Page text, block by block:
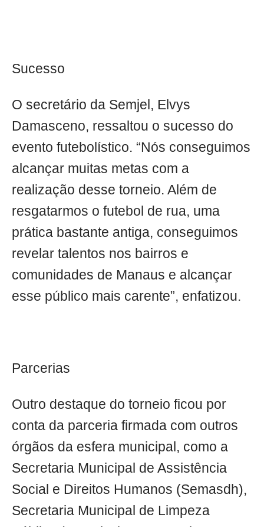
Sucesso
O secretário da Semjel, Elvys
Damasceno, ressaltou o sucesso do
evento futebolístico. “Nós conseguimos
alcançar muitas metas com a
realização desse torneio. Além de
resgatarmos o futebol de rua, uma
prática bastante antiga, conseguimos
revelar talentos nos bairros e
comunidades de Manaus e alcançar
esse público mais carente”, enfatizou.
Parcerias
Outro destaque do torneio ficou por
conta da parceria firmada com outros
órgãos da esfera municipal, como a
Secretaria Municipal de Assistência
Social e Direitos Humanos (Semasdh),
Secretaria Municipal de Limpeza